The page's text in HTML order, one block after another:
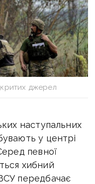
джерел
наступальних
у центрі
певної
хибний
передбачає